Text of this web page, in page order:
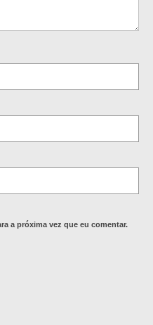
a próxima vez que eu comentar.